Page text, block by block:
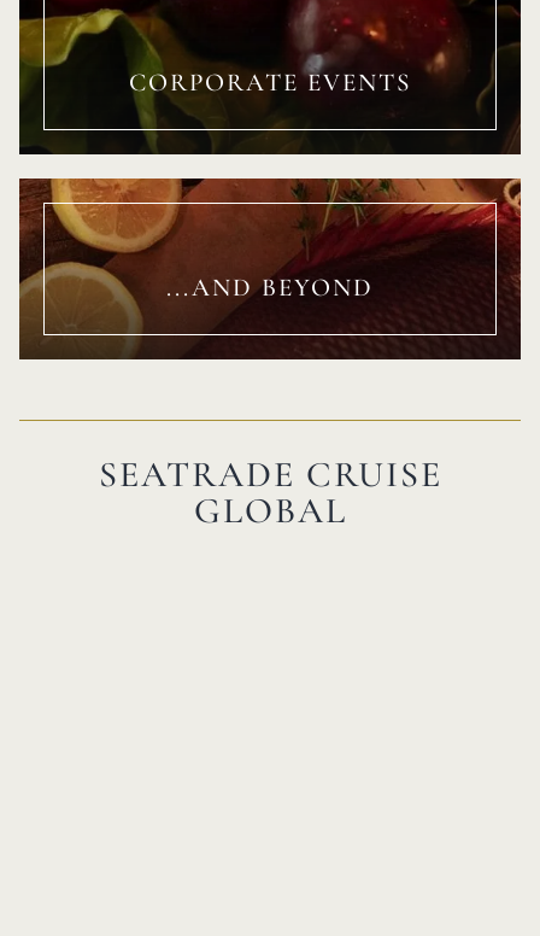
CORPORATE EVENTS
...AND BEYOND
SEATRADE CRUISE
GLOBAL